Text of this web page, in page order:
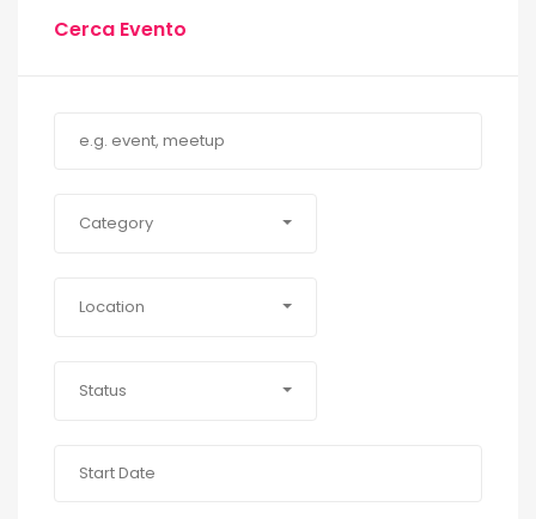
Cerca Evento
Category
Location
Status